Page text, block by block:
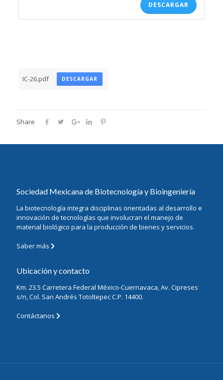
DESCARGAR
IC-26.pdf DESCARGAR
Share
Sociedad Mexicana de Biotecnología y Bioingeniería
La biotecnología integra disciplinas orientadas al desarrollo e
innovación de tecnologías que involucran el manejo de
material biológico para la producción de bienes y servicios.
Saber más
Ubicación y contacto
Km. 23.5 Carretera Federal México-Cuernavaca, Av. Cipreses
s/n, Col. San Andrés Totoltepec C.P. 14400.
Contáctanos